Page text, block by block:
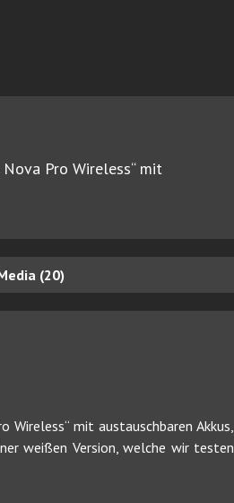
Pro Wireless“ mit
(20)
Wireless“ mit austauschbaren Akkus,
weißen Version, welche wir testen